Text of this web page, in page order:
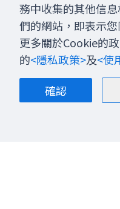
務中收集的其他信
們的網站，即表示
更多關於Cookie的
的<隱私政策>及<使
確認